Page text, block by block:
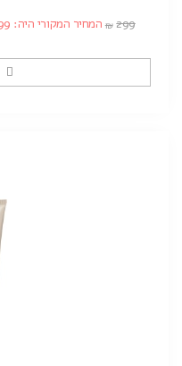
₪ 299 המחיר המקורי היה: ₪299.